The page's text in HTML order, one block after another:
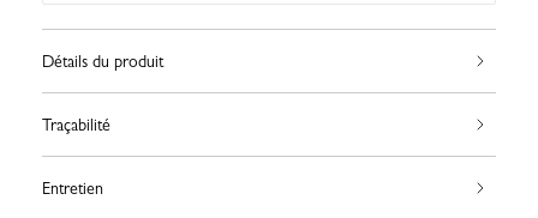
Détails du produit
Traçabilité
Entretien